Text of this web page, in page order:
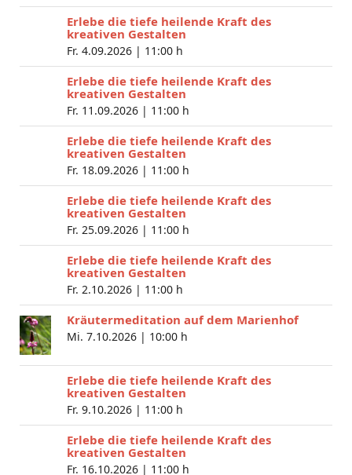
Erlebe die tiefe heilende Kraft des
kreativen Gestalten
Fr. 4.09.2026 | 11:00 h
Erlebe die tiefe heilende Kraft des
kreativen Gestalten
Fr. 11.09.2026 | 11:00 h
Erlebe die tiefe heilende Kraft des
kreativen Gestalten
Fr. 18.09.2026 | 11:00 h
Erlebe die tiefe heilende Kraft des
kreativen Gestalten
Fr. 25.09.2026 | 11:00 h
Erlebe die tiefe heilende Kraft des
kreativen Gestalten
Fr. 2.10.2026 | 11:00 h
Kräutermeditation auf dem Marienhof
Mi. 7.10.2026 | 10:00 h
Erlebe die tiefe heilende Kraft des
kreativen Gestalten
Fr. 9.10.2026 | 11:00 h
Erlebe die tiefe heilende Kraft des
kreativen Gestalten
Fr. 16.10.2026 | 11:00 h